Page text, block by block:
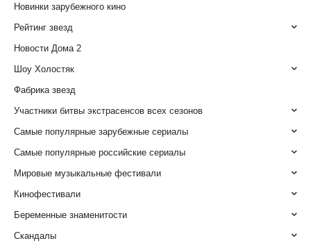
Новинки зарубежного кино
Рейтинг звезд
Новости Дома 2
Шоу Холостяк
Фабрика звезд
Участники битвы экстрасенсов всех сезонов
Самые популярные зарубежные сериалы
Самые популярные российские сериалы
Мировые музыкальные фестивали
Кинофестивали
Беременные знаменитости
Скандалы